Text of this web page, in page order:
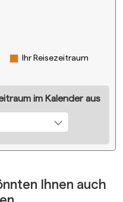
Ihr Reisezeitraum
im Kalender aus
Ihnen auch